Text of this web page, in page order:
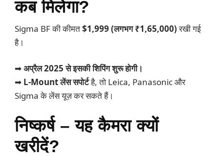
कब मिलेगा?
Sigma BF की कीमत$1,999 (लगभग ₹1,65,000)रखी गई
है।
➡अप्रैल 2025 से इसकी शिपिंग शुरू होगी।
➡ L-Mount लेंस सपोर्टहै, तो Leica, Panasonic और
Sigma के लेंस यूज़ कर सकते हैं।
निष्कर्ष – यह कैमरा क्यों
खरीदें?